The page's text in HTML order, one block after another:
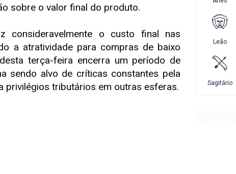
sobre o valor final do produto.
consideravelmente o custo final nas
a atratividade para compras de baixo
terça-feira encerra um período de
sendo alvo de críticas constantes pela
privilégios tributários em outras esferas.